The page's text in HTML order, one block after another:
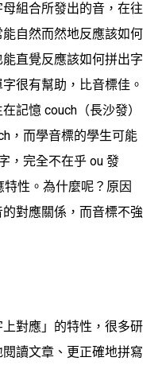
組合所發出的音，在往
自然而然地反應該如何
直覺反應該如何拼出字
很有幫助 ，比音標佳。
記憶 couch（長沙發）
，而學音標的學生可能
，完全不在乎 ou 發
性。為什麼呢？原因
對應關係，而音標不強
對應」的特性，很多研
讀文章、更正確地拼寫